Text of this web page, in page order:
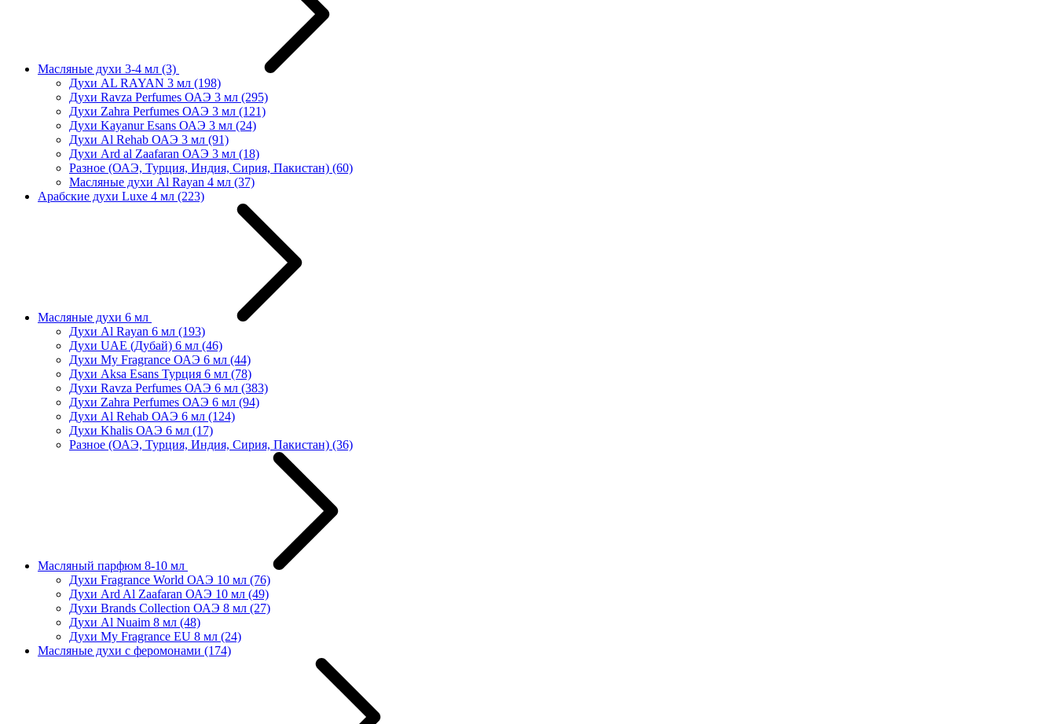
Масляные духи 3-4 мл (3)
Духи AL RAYAN 3 мл (198)
Духи Ravza Perfumes ОАЭ 3 мл (295)
Духи Zahra Perfumes ОАЭ 3 мл (121)
Духи Kayanur Esans ОАЭ 3 мл (24)
Духи Al Rehab ОАЭ 3 мл (91)
Духи Ard al Zaafaran ОАЭ 3 мл (18)
Разное (ОАЭ, Турция, Индия, Сирия, Пакистан) (60)
Масляные духи Al Rayan 4 мл (37)
Арабские духи Luxe 4 мл (223)
Масляные духи 6 мл
Духи Al Rayan 6 мл (193)
Духи UAE (Дубай) 6 мл (46)
Духи My Fragrance ОАЭ 6 мл (44)
Духи Aksa Esans Турция 6 мл (78)
Духи Ravza Perfumes ОАЭ 6 мл (383)
Духи Zahra Perfumes ОАЭ 6 мл (94)
Духи Al Rehab ОАЭ 6 мл (124)
Духи Khalis ОАЭ 6 мл (17)
Разное (ОАЭ, Турция, Индия, Сирия, Пакистан) (36)
Масляный парфюм 8-10 мл
Духи Fragrance World ОАЭ 10 мл (76)
Духи Ard Al Zaafaran ОАЭ 10 мл (49)
Духи Brands Collection ОАЭ 8 мл (27)
Духи Al Nuaim 8 мл (48)
Духи My Fragrance EU 8 мл (24)
Масляные духи с феромонами (174)